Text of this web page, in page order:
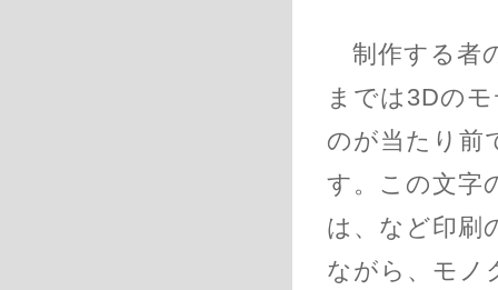
制作する者
までは3Dの
のが当たり前
す。この文字
は、など印刷
ながら、モノ